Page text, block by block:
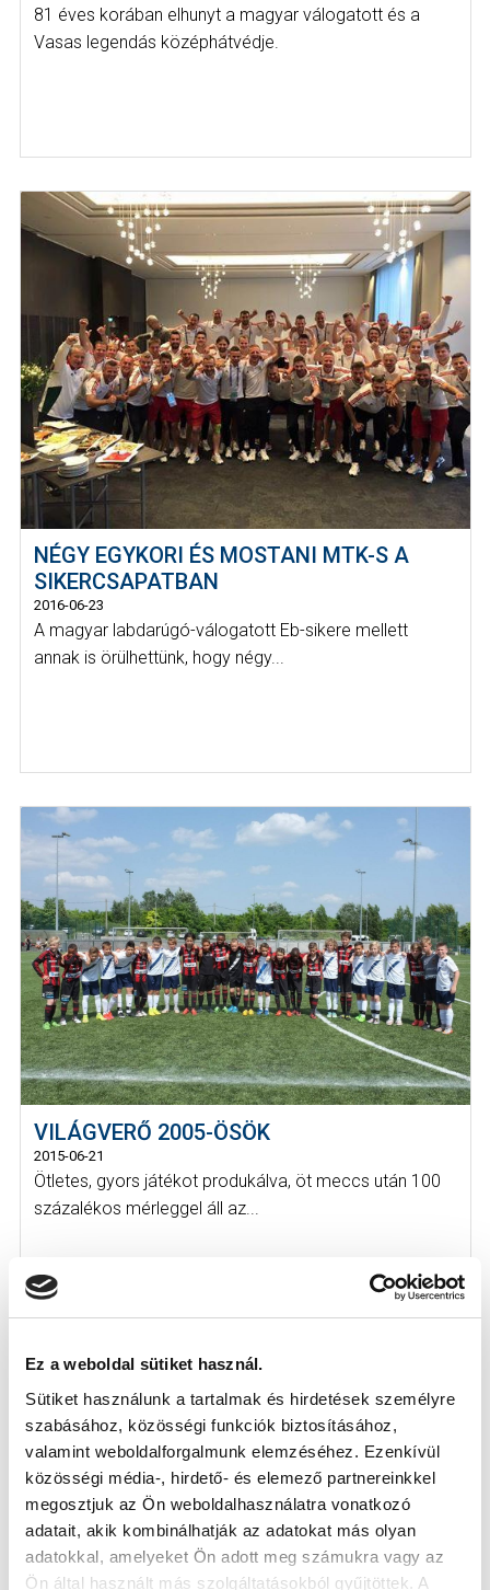
Ez a weboldal sütiket használ.
Sütiket használunk a tartalmak és hirdetések személyre
szabásához, közösségi funkciók biztosításához,
valamint weboldalforgalmunk elemzéséhez. Ezenkívül
közösségi média-, hirdető- és elemező partnereinkkel
megosztjuk az Ön weboldalhasználatra vonatkozó
adatait, akik kombinálhatják az adatokat más olyan
adatokkal, amelyeket Ön adott meg számukra vagy az
Ön által használt más szolgáltatásokból gyűjtöttek. A
81 éves korában elhunyt a magyar válogatott és a
Vasas legendás középhátvédje.
NÉGY EGYKORI ÉS MOSTANI MTK-S A
SIKERCSAPATBAN
2016-06-23
A magyar labdarúgó-válogatott Eb-sikere mellett
annak is örülhettünk, hogy négy...
VILÁGVERŐ 2005-ÖSÖK
2015-06-21
Ötletes, gyors játékot produkálva, öt meccs után 100
százalékos mérleggel áll az...
KÖVETKEZŐ MÉRKŐZÉS
2026-08-07 17:30
ÚJ HIDEGKUTI NÁNDOR STADION